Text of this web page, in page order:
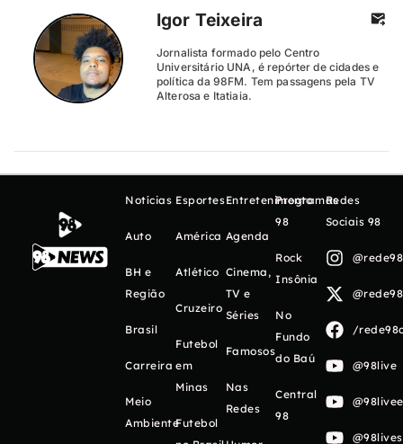
Igor Teixeira
Jornalista formado pelo Centro
Universitário UNA, é repórter de cidades e
política da 98FM. Tem passagens pela TV
Alterosa e Itatiaia.
Notícias
Auto
BH e
Região
Brasil
Carreira
Meio
Ambiente
Esportes
América
Atlético
Cruzeiro
Futebol
em
Minas
Futebol
Entretenimento
Agenda
Cinema,
TV e
Séries
Famosos
Nas
Redes
Programas
98
Rock
Insônia
No
Fundo
do Baú
Central
98
Redes
Sociais 98
/
@98live